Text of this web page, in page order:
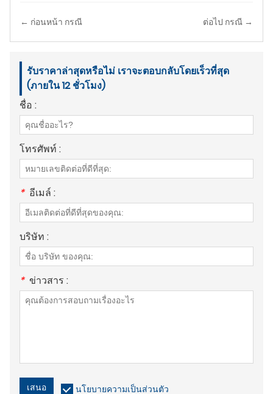
← ก่อนหน้า กรณี ต่อไป กรณี →
รับราคาล่าสุดหรือไม่ เราจะตอบกลับโดยเร็วที่สุด
(ภายใน 12 ชั่วโมง)
ชื่อ :
โทรศัพท์ :
* อีเมล์ :
บริษัท :
* ข่าวสาร :
เสนอ นโยบายความเป็นส่วนตัว